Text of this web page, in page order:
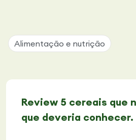
Alimentação e nutrição
Review 5 cereais que
que deveria conhecer.